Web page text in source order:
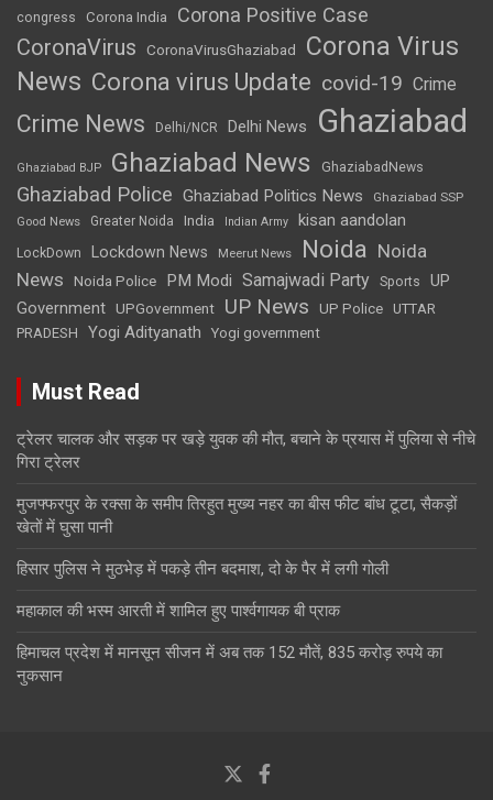
congress Corona India Corona Positive Case
CoronaVirus CoronaVirusGhaziabad
Corona Virus
News Corona virus Update covid-19 Crime
Crime News Delhi/NCR Delhi News Ghaziabad
Ghaziabad BJP Ghaziabad News GhaziabadNews
Ghaziabad Police Ghaziabad Politics News Ghaziabad SSP
Good News Greater Noida India Indian Army kisan aandolan
LockDown Lockdown News Meerut News Noida Noida
News
Noida Police PM Modi Samajwadi Party Sports
UP
Government UPGovernment UP News UP Police
UTTAR
PRADESH
Yogi Adityanath Yogi government
Must Read
ट्रेलर चालक और सड़क पर खड़े युवक की मौत, बचाने के प्रयास में पुलिया से नीचे
गिरा ट्रेलर
मुजफ्फरपुर के रक्सा के समीप तिरहुत मुख्य नहर का बीस फीट बांध टूटा, सैकड़ों
खेतों में घुसा पानी
हिसार पुलिस ने मुठभेड़ में पकड़े तीन बदमाश, दो के पैर में लगी गोली
महाकाल की भस्म आरती में शामिल हुए पार्श्वगायक बी प्राक
हिमाचल प्रदेश में मानसून सीजन में अब तक 152 मौतें, 835 करोड़ रुपये का
नुकसान